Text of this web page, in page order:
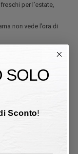
per l’estate,
non vede l’ora di
SOLO
Sconto!